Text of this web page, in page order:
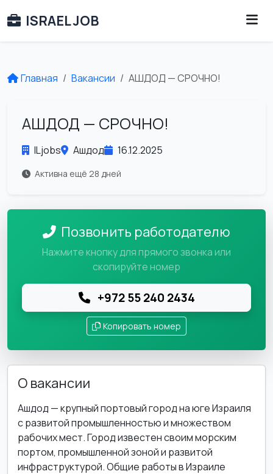
ISRAEL JOB
Главная Вакансии АШДОД — СРОЧНО!
АШДОД — СРОЧНО!
ILjobs Ашдод 16.12.2025
Активна ещё 28 дней
Позвонить работодателю
Нажмите кнопку для прямого звонка или
скопируйте номер
+972 55 240 2434
Копировать номер
О вакансии
Ашдод — крупный портовый город на юге Израиля
с развитой промышленностью и множеством
рабочих мест. Город известен своим морским
портом, промышленной зоной и развитой
инфраструктурой. Общие работы в Израиле